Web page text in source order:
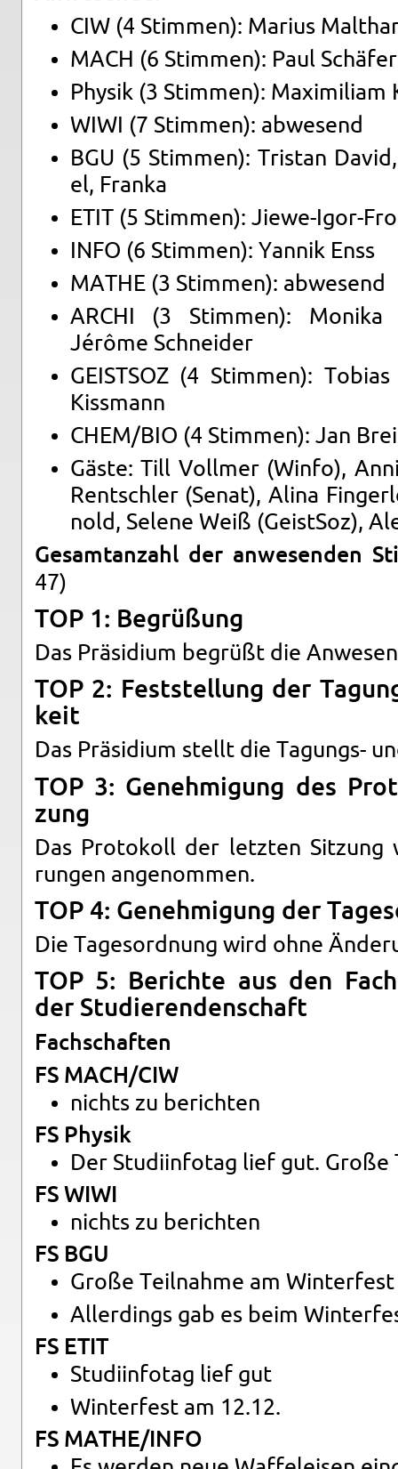
CIW (4 Stim­men): Ma­ri­us
MACH (6 Stim­men): Paul
Phy­sik (3 Stim­men): Ma­xi­mi­li­am
WIWI (7 Stim­men): ab­we­send
BGU (5 Stim­men): Tris­tan
el, Fran­ka
ETIT (5 Stim­men): Jiewe-Igor-
INFO (6 Stim­men): Yan­nik Enss
MATHE (3 Stim­men): ab­we­send
ARCHI (3 Stim­men): Mo­ni­ka
Jérôme Schnei­der
GEIST­SOZ (4 Stim­men):
Kiss­mann
CHEM/BIO (4 Stim­men): Jan
Gäste: Till Voll­mer (Winfo),
Rent­sch­ler (Senat), Alina
nold, Se­le­ne Weiß (Geist­Soz),
Ge­samt­an­zahl der an­we­sen­den
47)
TOP 1: Be­grü­ßung
Das Prä­si­di­um be­grüßt die
TOP 2: Fest­stel­lung der
keit
Das Prä­si­di­um stellt die Ta­gungs-
TOP 3: Ge­neh­mi­gung des
zung
Das Pro­to­koll der letz­ten
run­gen an­ge­nom­men.
TOP 4: Ge­neh­mi­gung der
Die Ta­ges­ord­nung wird ohne
TOP 5: Be­rich­te aus den
der Stu­die­ren­den­schaft
Fach­schaf­ten
FS MACH/CIW
nichts zu be­rich­ten
FS Phy­sik
Der Stu­di­in­fo­tag lief gut. Große
FS WIWI
nichts zu be­rich­ten
FS BGU
Große Teil­nah­me am Win­ter­fest
Al­ler­dings gab es beim
FS ETIT
Stu­di­in­fo­tag lief gut
Win­ter­fest am 12.12.
FS MATHE/INFO